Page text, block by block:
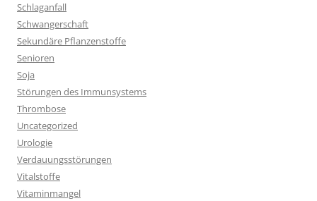
Schlaganfall
Schwangerschaft
Sekundäre Pflanzenstoffe
Senioren
Soja
Störungen des Immunsystems
Thrombose
Uncategorized
Urologie
Verdauungsstörungen
Vitalstoffe
Vitaminmangel